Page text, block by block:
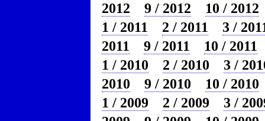
2012
9 / 2012
10 / 2012
1 / 2011
2 / 2011
3 /
2011
9 / 2011
10 / 2011
1 / 2010
2 / 2010
3 /
2010
9 / 2010
10 / 2010
1 / 2009
2 / 2009
3 /